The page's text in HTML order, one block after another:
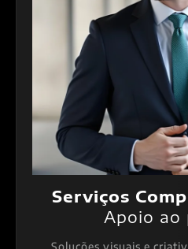
Serviços
Apoio ao
Soluções visuais e